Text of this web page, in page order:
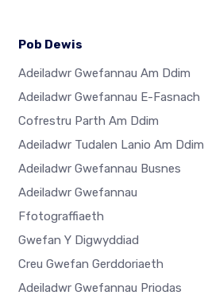
Pob Dewis
Adeiladwr Gwefannau Am Ddim
Adeiladwr Gwefannau E-Fasnach
Cofrestru Parth Am Ddim
Adeiladwr Tudalen Lanio Am Ddim
Adeiladwr Gwefannau Busnes
Adeiladwr Gwefannau
Ffotograffiaeth
Gwefan Y Digwyddiad
Creu Gwefan Gerddoriaeth
Adeiladwr Gwefannau Priodas